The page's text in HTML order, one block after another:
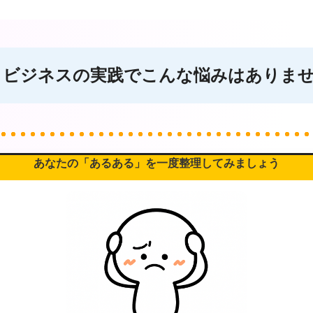
ジネスの実践でこんな悩みはありま
あなたの「あるある」を一度整理してみましょう